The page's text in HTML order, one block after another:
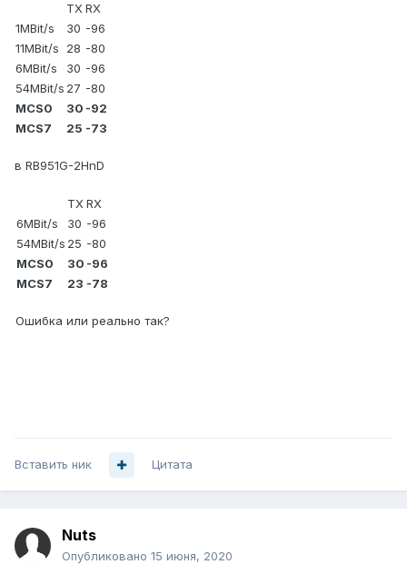
TXRX
1MBit/s
30 -96
11MBit/s
28 -80
6MBit/s
30 -96
54MBit/s 27 -80
MCS0
30 -92
MCS7
25 -73
в RB951G-2HnD
TXRX
6MBit/s
30 -96
54MBit/s 25 -80
MCS0
30 -96
MCS7
23 -78
Ошибка или реально так?
Вставить ник Цитата
Nuts
Опубликовано 15 июня, 2020